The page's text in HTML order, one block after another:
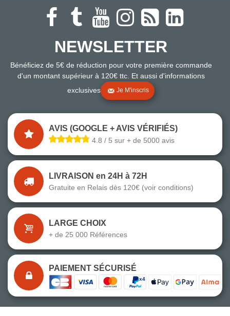
NEWSLETTER
Bénéficiez de 5€ de réduction pour votre première commande
d'un montant supérieur à 120€ ttc. Et aussi d'informations
exclusives
Je M'inscris
AVIS (GOOGLE + AVIS VÉRIFIÉS)
4.8 / 5 sur + de 5000 avis
LIVRAISON en 24H à 72H
Gratuite en Relais dès 120€ (voir conditions)
LARGE CHOIX
+ de 25 000 Références
PAIEMENT SÉCURISÉ